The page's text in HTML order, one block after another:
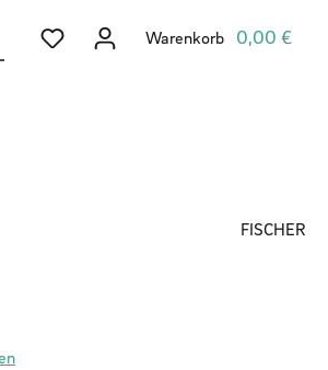
Du hast 0 Produkte auf dem
Warenkorb 0,00 €
FISCHER